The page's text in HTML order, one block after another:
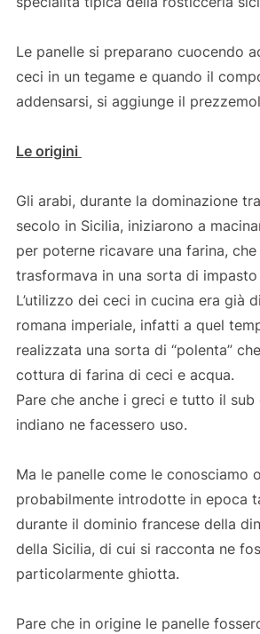
Le panelle si preparano cuocendo
ceci in un tegame e quando il
addensarsi, si aggiunge il
Le origini
Gli arabi, durante la dominazione tra
secolo in Sicilia, iniziarono a
per poterne ricavare una farina, che
trasformava in una sorta di
L’utilizzo dei ceci in cucina era già
romana imperiale, infatti a quel
realizzata una sorta di “polenta”
cottura di farina di ceci e acqua.
Pare che anche i greci e tutto il sub
indiano ne facessero uso.
Ma le panelle come le conosciamo
probabilmente introdotte in epoca
durante il dominio francese della
della Sicilia, di cui si racconta ne
particolarmente ghiotta.
Pare che in origine le panelle